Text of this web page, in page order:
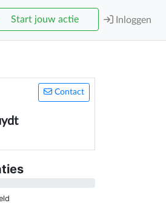
Start jouw actie Inloggen
Contact